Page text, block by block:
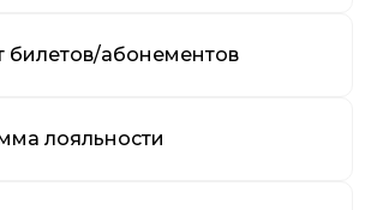
билетов/абонементов
лояльности